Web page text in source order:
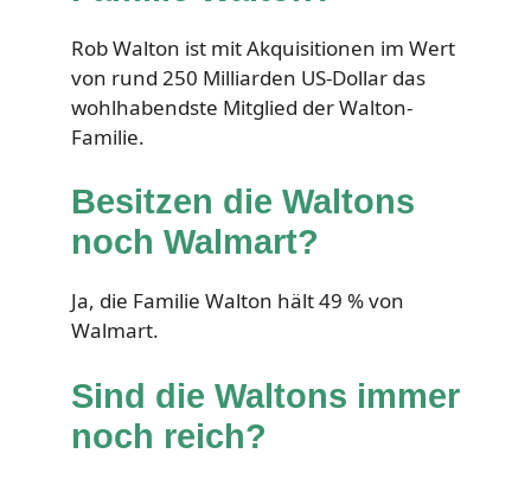
Rob Walton ist mit Akquisitionen im Wert
von rund 250 Milliarden US-Dollar das
wohlhabendste Mitglied der Walton-
Familie.
Besitzen die Waltons
noch Walmart?
Ja, die Familie Walton hält 49 % von
Walmart.
Sind die Waltons immer
noch reich?